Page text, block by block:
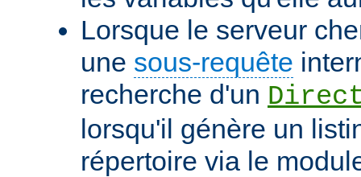
Lorsque le serveur
une sous-requête
recherche d'un
lorsqu'il génère un
répertoire via le